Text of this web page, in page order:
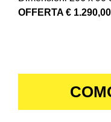
OFFERTA € 1.290,00